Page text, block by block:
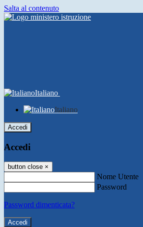
Salta al contenuto
Italiano
Italiano
Accedi
Accedi
button close ×
Nome Utente
Password
Password dimenticata?